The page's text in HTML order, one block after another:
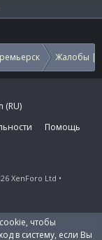
Жалобы |
(RU)
Помощь
XenForo Ltd
чтобы
в систему, если Вы